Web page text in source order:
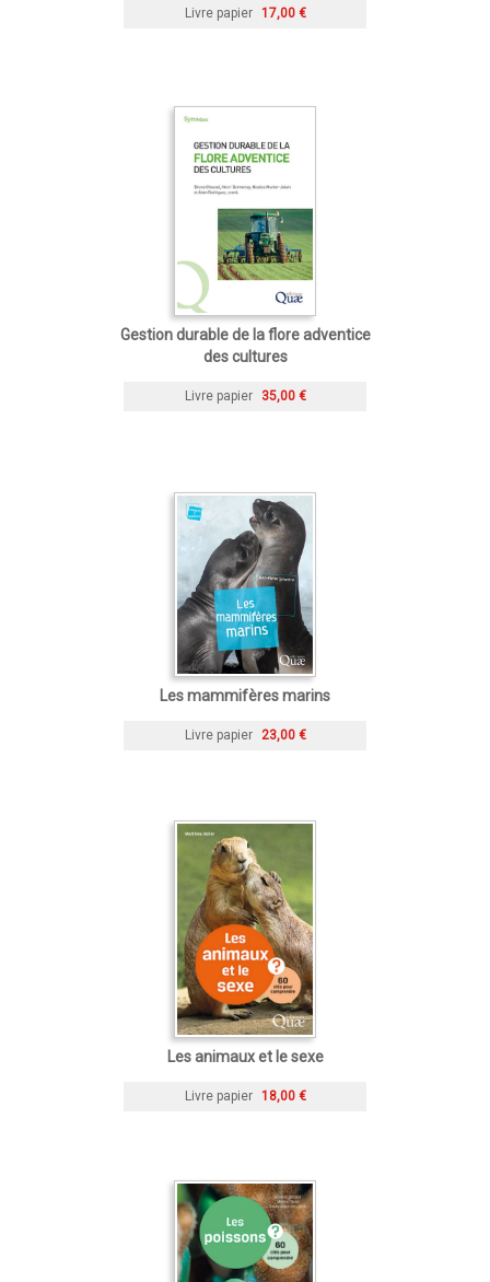
Livre papier 17,00 €
Gestion durable de la flore adventice
des cultures
Livre papier 35,00 €
Les mammifères marins
Livre papier 23,00 €
Les animaux et le sexe
Livre papier 18,00 €